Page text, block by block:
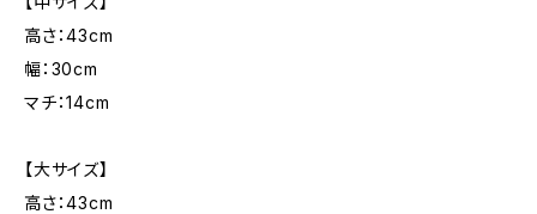
高さ：43cm
幅：30cm
マチ：14cm
【大サイズ】
高さ：43cm